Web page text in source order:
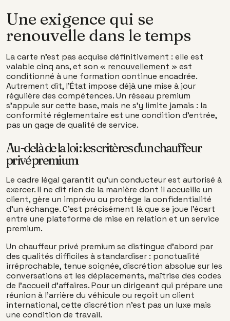
Une exigence qui se
renouvelle dans le temps
La carte n'est pas acquise définitivement : elle est
valable cinq ans, et son « renouvellement » est
conditionné à une formation continue encadrée.
Autrement dit, l'État impose déjà une mise à jour
régulière des compétences. Un réseau premium
s'appuie sur cette base, mais ne s'y limite jamais : la
conformité réglementaire est une condition d'entrée,
pas un gage de qualité de service.
Au-delà de la loi : les critères d'un chauffeur
privé premium
Le cadre légal garantit qu'un conducteur est autorisé à
exercer. Il ne dit rien de la manière dont il accueille un
client, gère un imprévu ou protège la confidentialité
d'un échange. C'est précisément là que se joue l'écart
entre une plateforme de mise en relation et un service
premium.
Un chauffeur privé premium se distingue d'abord par
des qualités difficiles à standardiser : ponctualité
irréprochable, tenue soignée, discrétion absolue sur les
conversations et les déplacements, maîtrise des codes
de l'accueil d'affaires. Pour un dirigeant qui prépare une
réunion à l'arrière du véhicule ou reçoit un client
international, cette discrétion n'est pas un luxe mais
une condition de travail.